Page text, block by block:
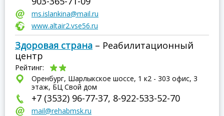
ms.islankina@mail.ru
www.altair2.vse56.ru
Здоровая страна – Реабилитационный
центр
Рейтинг:
Оренбург, Шарлыкское шоссе, 1 к2 - 303 офис, 3
этаж, БЦ Свой дом
+7 (3532) 96-77-37, 8-922-533-52-70
mail@rehabmsk.ru